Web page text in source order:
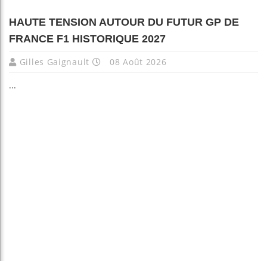
HAUTE TENSION AUTOUR DU FUTUR GP DE
FRANCE F1 HISTORIQUE 2027
Gilles Gaignault 08 Août 2026
...